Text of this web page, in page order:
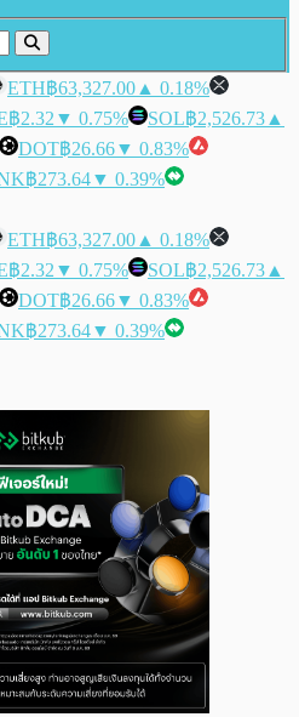
ETH฿63,327.00 ▲ 0.18%
฿2.32 ▼ 0.75% SOL฿2,526.73 ▲
DOT฿26.66▼ 0.83%
฿273.64▼ 0.39%
ETH฿63,327.00 ▲ 0.18%
฿2.32 ▼ 0.75% SOL฿2,526.73 ▲
DOT฿26.66▼ 0.83%
฿273.64▼ 0.39%